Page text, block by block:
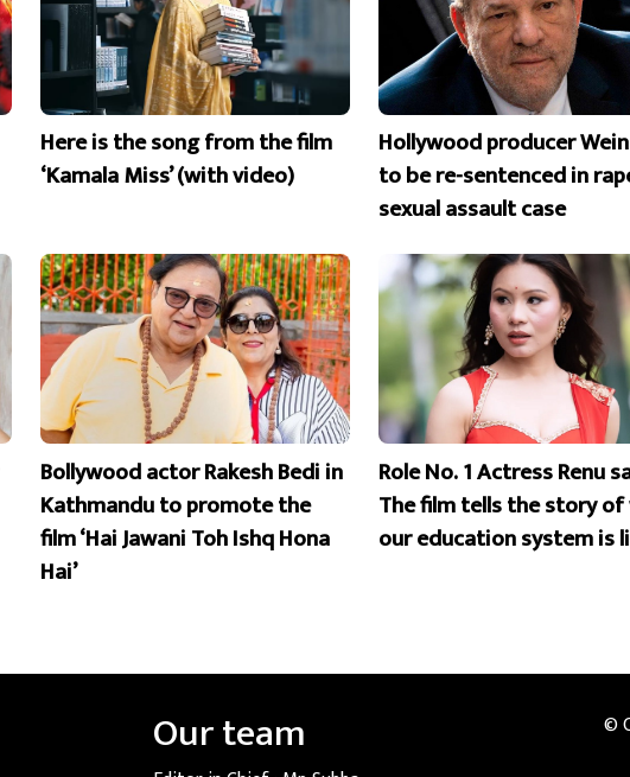
Here is the song from the film
‘Kamala Miss’ (with video)
Hollywood producer
to be re-sentenced in
sexual assault case
Bollywood actor Rakesh Bedi in
Kathmandu to promote the
film ‘Hai Jawani Toh Ishq Hona
Hai’
Role No. 1 Actress Renu
The film tells the story
our education system is
Our team ©